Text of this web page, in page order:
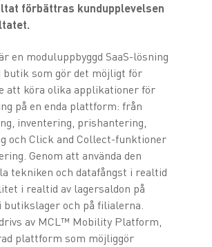
förbättras kundupplevelsen
en moduluppbyggd SaaS-lösning
som gör det möjligt för
att köra olika applikationer för
på en enda plattform: från
inventering, prishantering,
och Click and Collect-funktioner
Genom att använda den
tekniken och datafångst i realtid
i realtid av lagersaldon på
och på filialerna.
av MCL™ Mobility Platform,
plattform som möjliggör